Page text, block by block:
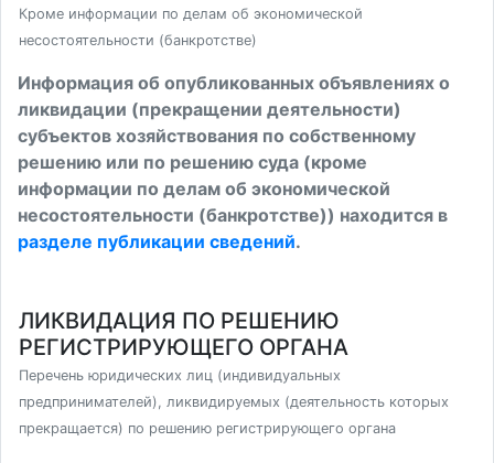
Кроме информации по делам об экономической
несостоятельности (банкротстве)
Информация об опубликованных объявлениях о
ликвидации (прекращении деятельности)
субъектов хозяйствования по собственному
решению или по решению суда (кроме
информации по делам об экономической
несостоятельности (банкротстве)) находится в
разделе публикации сведений.
ЛИКВИДАЦИЯ ПО РЕШЕНИЮ
РЕГИСТРИРУЮЩЕГО ОРГАНА
Перечень юридических лиц (индивидуальных
предпринимателей), ликвидируемых (деятельность которых
прекращается) по решению регистрирующего органа